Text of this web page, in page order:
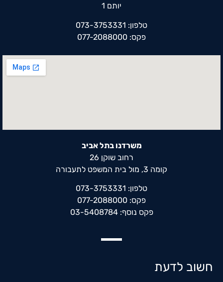
יותם 1
טלפון: 073-3753331
פקס: 077-2088000
משרדנו בתל אביב
רחוב שוקן 26
קומה 3, מול בית המשפט לתעבורה
טלפון: 073-3753331
פקס: 077-2088000
פקס נוסף: 03-5408784
חשוב לדעת